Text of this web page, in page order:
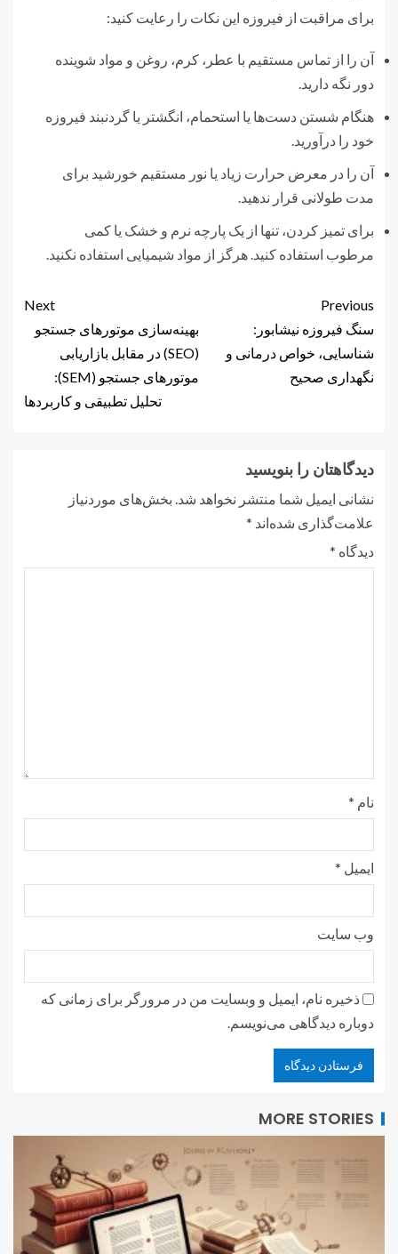
برای مراقبت از فیروزه این نکات را رعایت کنید:
آن را از تماس مستقیم با عطر، کرم، روغن و مواد شوینده
دور نگه دارید.
هنگام شستن دست‌ها یا استحمام، انگشتر یا گردنبند فیروزه
خود را درآورید.
آن را در معرض حرارت زیاد یا نور مستقیم خورشید برای
مدت طولانی قرار ندهید.
برای تمیز کردن، تنها از یک پارچه نرم و خشک یا کمی
مرطوب استفاده کنید. هرگز از مواد شیمیایی استفاده نکنید.
Previous
سنگ فیروزه نیشابور:
شناسایی، خواص درمانی و
نگهداری صحیح
Next
بهینه‌سازی موتورهای جستجو
(SEO) در مقابل بازاریابی
موتورهای جستجو (SEM):
تحلیل تطبیقی و کاربردها
دیدگاهتان را بنویسید
نشانی ایمیل شما منتشر نخواهد شد. بخش‌های موردنیاز
علامت‌گذاری شده‌اند *
دیدگاه *
نام *
ایمیل *
وب‌ سایت
ذخیره نام، ایمیل و وبسایت من در مرورگر برای زمانی که
دوباره دیدگاهی می‌نویسم.
MORE STORIES